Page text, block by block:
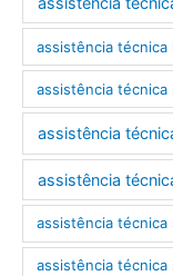
assistência técnica
assistência
assistência
assistência
assistência técnica
assistência técnica